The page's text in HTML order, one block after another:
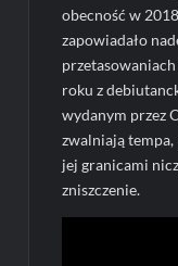
obecność w
zapowiadało
przetasowaniach
roku z
wydanym przez
zwalniają tempa,
jej granicami
zniszczenie.